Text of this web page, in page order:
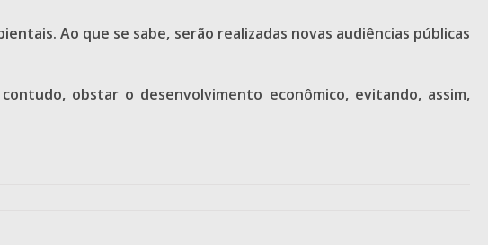
Ao que se sabe, serão realizadas novas audiências públicas
obstar o desenvolvimento econômico, evitando, assim,